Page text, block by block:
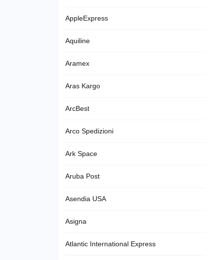
AppleExpress
Aquiline
Aramex
Aras Kargo
ArcBest
Arco Spedizioni
Ark Space
Aruba Post
Asendia USA
Asigna
Atlantic International Express